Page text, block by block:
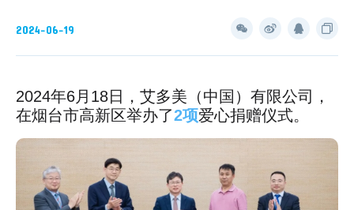
2024-06-19
2024年6月18日，艾多美（中国）有限公司，
在烟台市高新区举办了2项爱心捐赠仪式。